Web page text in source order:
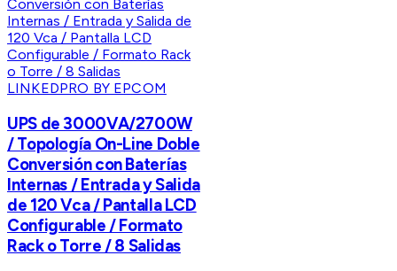
LINKEDPRO BY EPCOM
UPS de 3000VA/2700W
/ Topología On-Line Doble
Conversión con Baterías
Internas / Entrada y Salida
de 120 Vca / Pantalla LCD
Configurable / Formato
Rack o Torre / 8 Salidas